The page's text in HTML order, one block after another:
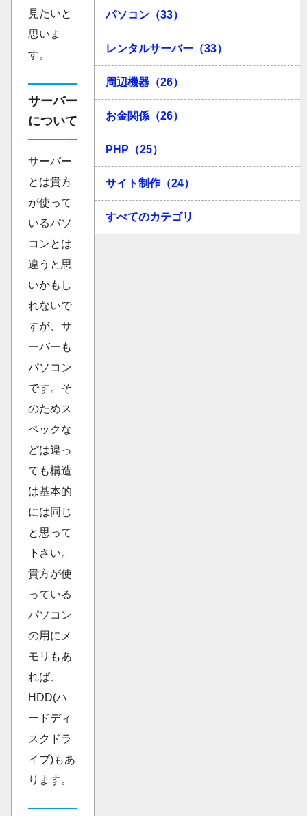
見たいと
思いま
す。
サーバー
について
サーバー
とは貴方
が使って
いるパソ
コンとは
違うと思
いかもし
れないで
すが、サ
ーバーも
パソコン
です。そ
のためス
ペックな
どは違っ
ても構造
は基本的
には同じ
と思って
下さい。
貴方が使
っている
パソコン
の用にメ
モリもあ
れば、
HDD(ハ
ードディ
スクドラ
イブ)もあ
ります。
パソコン（33）
レンタルサーバー（33）
周辺機器（26）
お金関係（26）
PHP（25）
サイト制作（24）
すべてのカテゴリ